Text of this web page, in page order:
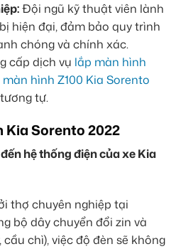
Đội ngũ kỹ thuật viên lành
hiện đại, đảm bảo quy trình
chóng và chính xác.
cấp dịch vụ lắp màn hình
màn hình Z100 Kia Sorento
tự.
Kia Sorento 2022
hệ thống điện của xe Kia
thợ chuyên nghiệp tại
bộ dây chuyển đổi zin và
chì), việc độ đèn sẽ không